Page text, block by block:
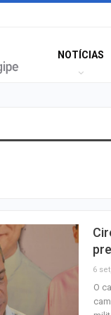
NOTÍCIAS
6
O